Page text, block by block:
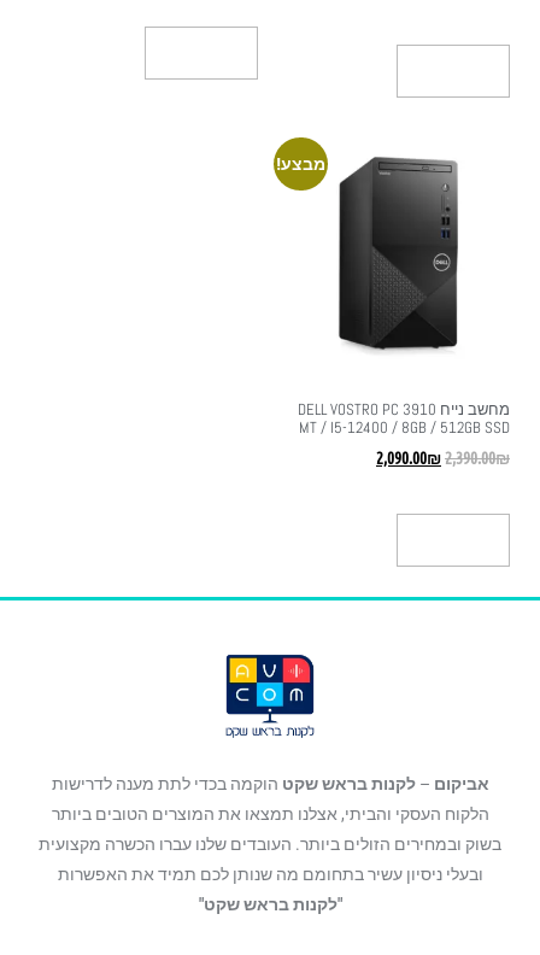
מבצע!
מחשב נייח DELL VOSTRO PC 3910
MT / I5-12400 / 8GB / 512GB SSD
2,390.00₪
2,090.00₪
אביקום –לקנות בראש שקט הוקמה בכדי לתת מענה לדרישות
הלקוח העסקי והביתי, אצלנו תמצאו את המוצרים הטובים ביותר
בשוק ובמחירים הזולים ביותר. העובדים שלנו עברו הכשרה מקצועית
ובעלי ניסיון עשיר בתחומם מה שנותן לכם תמיד את האפשרות
"לקנות בראש שקט"